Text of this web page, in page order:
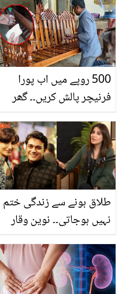
500 روپے میں اب پورا
فرنیچر پالش کریں۔۔ گھر
خراب فرنیچر پالش کرنے کا
آسان طریقہ
طلاق ہونے سے زندگی ختم
نہیں ہوجاتی۔۔ نوین وقار
ماں باپ کو کیا مشورہ دیا؟